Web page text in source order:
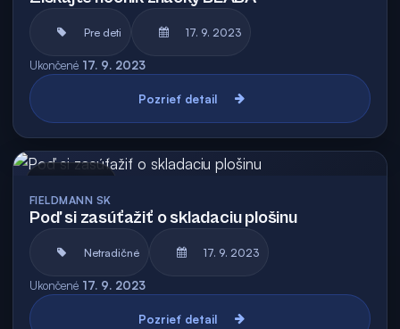
Pre deti 17. 9. 2023
Ukončené 17. 9. 2023
Pozrieť detail
FIELDMANN SK
Poď si zasúťažiť o skladaciu plošinu
Netradičné 17. 9. 2023
Ukončené 17. 9. 2023
Pozrieť detail